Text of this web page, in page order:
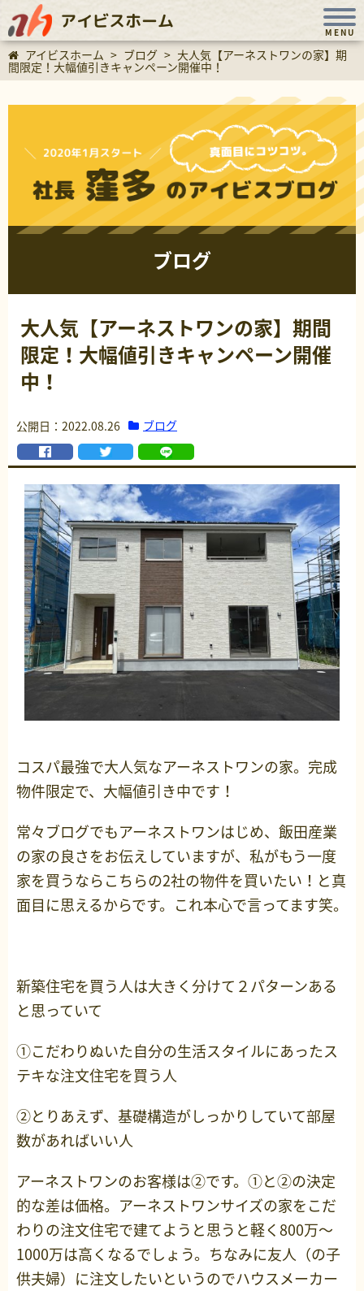
アイビスホーム
MENU
アイビスホーム > ブログ > 大人気【アーネストワンの家】期
間限定！大幅値引きキャンペーン開催中！
ブログ
大人気【アーネストワンの家】期間
限定！大幅値引きキャンペーン開催
中！
公開日：2022.08.26 ブログ
コスパ最強で大人気なアーネストワンの家。完成
物件限定で、大幅値引き中です！
常々ブログでもアーネストワンはじめ、飯田産業
の家の良さをお伝えしていますが、私がもう一度
家を買うならこちらの2社の物件を買いたい！と真
面目に思えるからです。これ本心で言ってます笑。
新築住宅を買う人は大きく分けて２パターンある
と思っていて
①こだわりぬいた自分の生活スタイルにあったス
テキな注文住宅を買う人
②とりあえず、基礎構造がしっかりしていて部屋
数があればいい人
アーネストワンのお客様は②です。①と②の決定
的な差は価格。アーネストワンサイズの家をこだ
わりの注文住宅で建てようと思うと軽く800万～
1000万は高くなるでしょう。ちなみに友人（の子
供夫婦）に注文したいというのでハウスメーカー